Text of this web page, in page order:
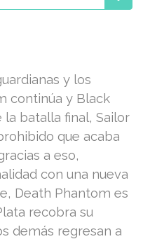
y los
continúa y Black
la batalla final, Sailor
que acaba
a eso,
con una nueva
Death Phantom es
recobra su
demás regresan a